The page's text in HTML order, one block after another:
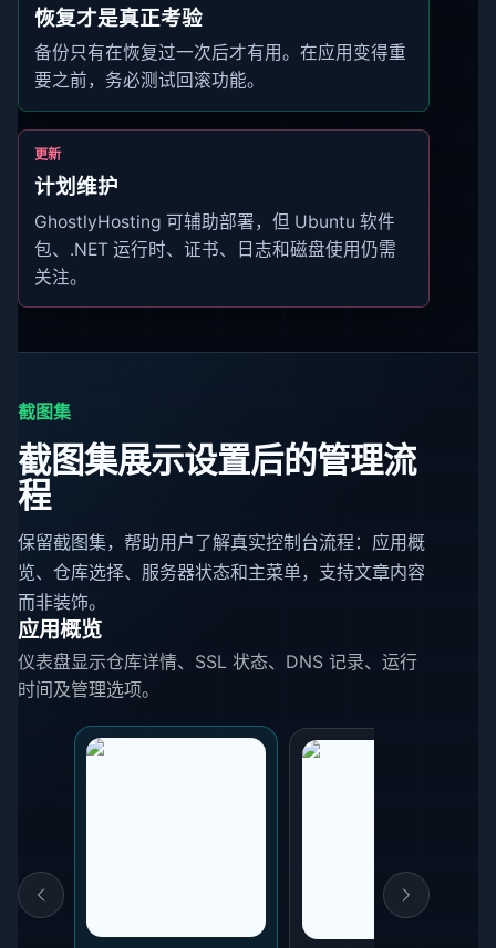
恢复才是真正考验
备份只有在恢复过一次后才有用。在应用变得重
要之前，务必测试回滚功能。
更新
计划维护
GhostlyHosting 可辅助部署，但 Ubuntu 软件
包、.NET 运行时、证书、日志和磁盘使用仍需
关注。
截图集
截图集展示设置后的管理流
程
保留截图集，帮助用户了解真实控制台流程：应用概
览、仓库选择、服务器状态和主菜单，支持文章内容
而非装饰。
应用概览
仪表盘显示仓库详情、SSL 状态、DNS 记录、运行
时间及管理选项。